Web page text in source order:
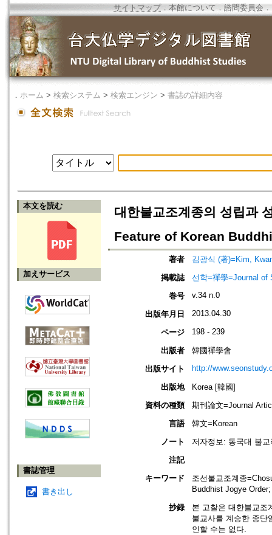
サイトマップ．本館について ． 諮問委員会 ．
． ホーム > 検索システム > 検索エンジン > 書誌の詳細内容
本文を読む
加えサービス
書誌管理
書き出し
대한불교조계종의 성립과
Feature of Korean
著者
김광식 (著)=Kim,
掲載誌
선학=禪學=Journal of
巻号
v.34 n.0
出版年月日 2013.04.30
ページ 198 - 239
出版者
韓國禪學會
出版サイト
http://
出版地
Korea [韓國]
資料の種類
期刊論文=Journal
言語
韓文=Korean
ノート
저자정보: 동국대 불
注記
キーワード
조선불교조계종
Buddhist Jogye
抄録
본 고찰은 대한불교조
불교사를 계승한 종단
인할 수는 없다.